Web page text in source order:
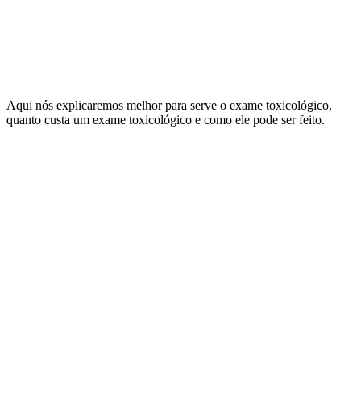
Aqui nós explicaremos melhor para serve o exame toxicológico,
quanto custa um exame toxicológico e como ele pode ser feito.